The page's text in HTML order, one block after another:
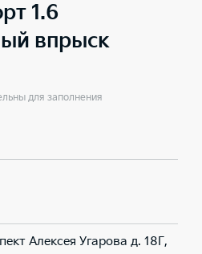
1.6
впрыск
для заполнения
Алексея Угарова д. 18Г,